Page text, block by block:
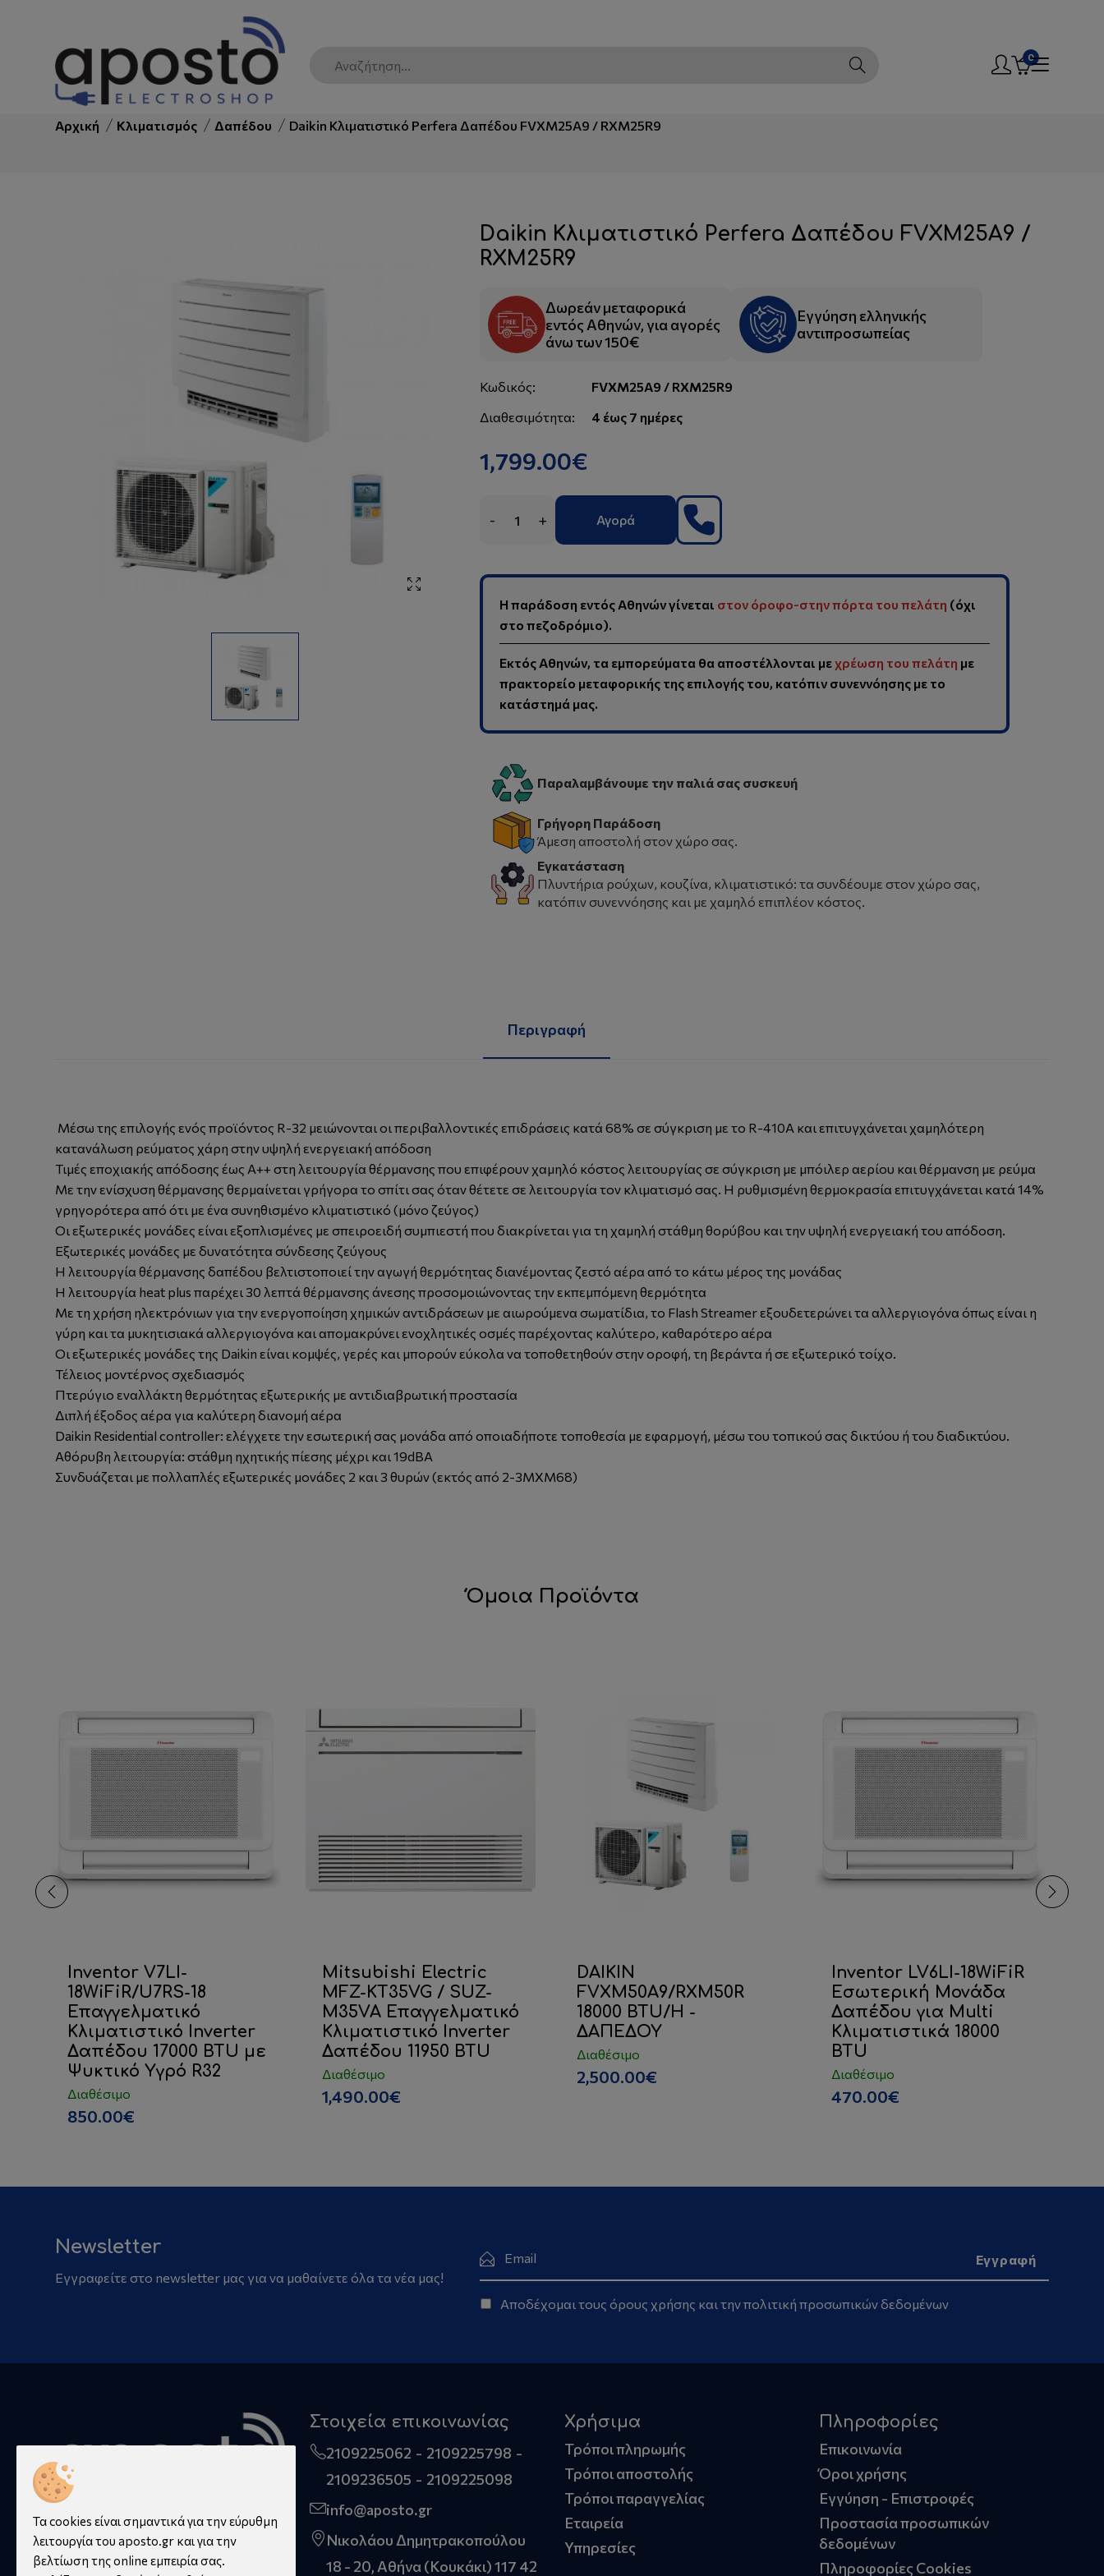
0
Daikin Κλιματιστικό Perfera Δαπέδου FVXM25A9 / RXM25R9
Αρχική Κλιματισμός Δαπέδου Daikin Κλιματιστικό Perfera Δαπέδου FVXM25A9 / RXM25R9
Daikin Κλιματιστικό Perfera Δαπέδου FVXM25A9 /
RXM25R9
Δωρεάν μεταφορικά
εντός Αθηνών, για αγορές
άνω των 150€
Εγγύηση ελληνικής
αντιπροσωπείας
Κωδικός:
FVXM25A9 / RXM25R9
Διαθεσιμότητα:
4 έως 7 ημέρες
1,799.00€
- + Αγορά
Η παράδοση εντός Αθηνών γίνεται στον όροφο-στην πόρτα του πελάτη (όχι
στο πεζοδρόμιο).
Εκτός Αθηνών, τα εμπορεύματα θα αποστέλλονται μεχρέωση του πελάτη με
πρακτορείο μεταφορικής της επιλογής του, κατόπιν συνεννόησης με το
κατάστημά μας.
Παραλαμβάνουμε την παλιά σας συσκευή
Γρήγορη Παράδοση
Άμεση αποστολή στον χώρο σας.
Εγκατάσταση
Πλυντήρια ρούχων, κουζίνα, κλιματιστικό: τα συνδέουμε στον χώρο σας,
κατόπιν συνεννόησης και με χαμηλό επιπλέον κόστος.
Περιγραφή
Μέσω της επιλογής ενός προϊόντος R-32 μειώνονται οι περιβαλλοντικές επιδράσεις κατά 68% σε σύγκριση με το R-410A και επιτυγχάνεται χαμηλότερη
κατανάλωση ρεύματος χάρη στην υψηλή ενεργειακή απόδοση
Τιμές εποχιακής απόδοσης έως Α++ στη λειτουργία θέρμανσης που επιφέρουν χαμηλό κόστος λειτουργίας σε σύγκριση με μπόιλερ αερίου και θέρμανση με ρεύμα
Με την ενίσχυση θέρμανσης θερμαίνεται γρήγορα το σπίτι σας όταν θέτετε σε λειτουργία τον κλιματισμό σας. Η ρυθμισμένη θερμοκρασία επιτυγχάνεται κατά 14%
γρηγορότερα από ότι με ένα συνηθισμένο κλιματιστικό (μόνο ζεύγος)
Οι εξωτερικές μονάδες είναι εξοπλισμένες με σπειροειδή συμπιεστή που διακρίνεται για τη χαμηλή στάθμη θορύβου και την υψηλή ενεργειακή του απόδοση.
Εξωτερικές μονάδες με δυνατότητα σύνδεσης ζεύγους
Η λειτουργία θέρμανσης δαπέδου βελτιστοποιεί την αγωγή θερμότητας διανέμοντας ζεστό αέρα από το κάτω μέρος της μονάδας
Η λειτουργία heat plus παρέχει 30 λεπτά θέρμανσης άνεσης προσομοιώνοντας την εκπεμπόμενη θερμότητα
Με τη χρήση ηλεκτρόνιων για την ενεργοποίηση χημικών αντιδράσεων με αιωρούμενα σωματίδια, το Flash Streamer εξουδετερώνει τα αλλεργιογόνα όπως είναι η
γύρη και τα μυκητισιακά αλλεργιογόνα και απομακρύνει ενοχλητικές οσμές παρέχοντας καλύτερο, καθαρότερο αέρα
Οι εξωτερικές μονάδες της Daikin είναι κομψές, γερές και μπορούν εύκολα να τοποθετηθούν στην οροφή, τη βεράντα ή σε εξωτερικό τοίχο.
Τέλειος μοντέρνος σχεδιασμός
Πτερύγιο εναλλάκτη θερμότητας εξωτερικής με αντιδιαβρωτική προστασία
Διπλή έξοδος αέρα για καλύτερη διανομή αέρα
Daikin Residential controller: ελέγχετε την εσωτερική σας μονάδα από οποιαδήποτε τοποθεσία με εφαρμογή, μέσω του τοπικού σας δικτύου ή του διαδικτύου.
Αθόρυβη λειτουργία: στάθμη ηχητικής πίεσης μέχρι και 19dBA
Συνδυάζεται με πολλαπλές εξωτερικές μονάδες 2 και 3 θυρών (εκτός από 2-3MXM68)
Όμοια Προϊόντα
Inventor V7LI-
18WiFiR/U7RS-18
Επαγγελματικό
Κλιματιστικό Inverter
Δαπέδου 17000 BTU με
Ψυκτικό Υγρό R32
Διαθέσιμο
850.00€
Mitsubishi Electric
MFZ-KT35VG / SUZ-
M35VA Επαγγελματικό
Κλιματιστικό Inverter
Δαπέδου 11950 BTU
Διαθέσιμο
1,490.00€
DAIKIN
FVXM50A9/RXM50R
18000 BTU/H -
ΔΑΠΕΔΟΥ
Διαθέσιμο
2,500.00€
Inventor LV6LI-18WiFiR
Εσωτερική Μονάδα
Δαπέδου για Multi
Κλιματιστικά 18000
BTU
Διαθέσιμο
470.00€
Newsletter
Εγγραφείτε στο newsletter μας για να μαθαίνετε όλα τα νέα μας!
Αποδέχομαι τους όρους χρήσης και τηνπολιτική προσωπικών δεδομένων
Στοιχεία επικοινωνίας
2109225062
2109225798
2109236505
2109225098
info@aposto.gr
Νικολάου Δημητρακοπούλου
18 - 20, Αθήνα (Κουκάκι) 117 42
Χρήσιμα
Τρόποι πληρωμής
Τρόποι αποστολής
Τρόποι παραγγελίας
Εταιρεία
Υπηρεσίες
Πληροφορίες
Επικοινωνία
Όροι χρήσης
Εγγύηση - Επιστροφές
Προστασία προσωπικών
δεδομένων
Πληροφορίες Cookies
Τα cookies είναι σημαντικά για την εύρυθμη
λειτουργία του aposto.gr και για την
βελτίωση της online εμπειρία σας.